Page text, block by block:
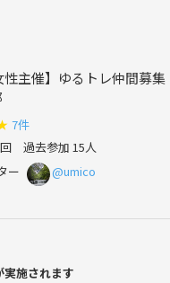
性主催】ゆるトレ仲間募集
7件
過去参加 15人
ー
@umico
施されます